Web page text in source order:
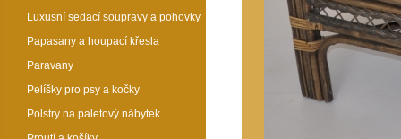
Luxusní sedací soupravy a pohovky
Papasany a houpací křesla
Paravany
Pelíšky pro psy a kočky
Polstry na paletový nábytek